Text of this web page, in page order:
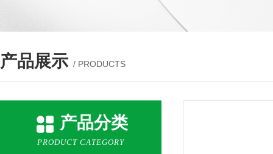
产品展示 / PRODUCTS
产品分类
PRODUCT CATEGORY